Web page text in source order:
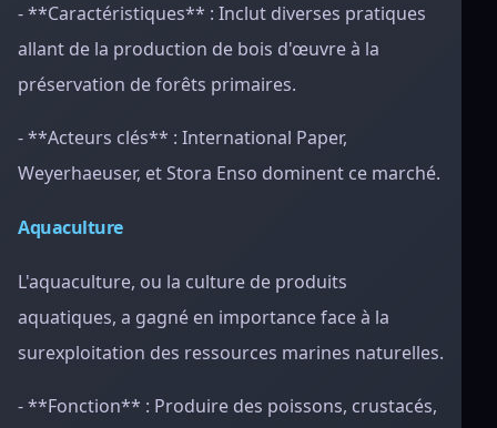
- **Caractéristiques** : Inclut diverses pratiques
allant de la production de bois d'œuvre à la
préservation de forêts primaires.
- **Acteurs clés** : International Paper,
Weyerhaeuser, et Stora Enso dominent ce marché.
Aquaculture
L'aquaculture, ou la culture de produits
aquatiques, a gagné en importance face à la
surexploitation des ressources marines naturelles.
- **Fonction** : Produire des poissons, crustacés,